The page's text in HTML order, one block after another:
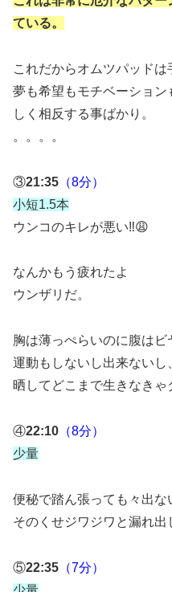
ている。
これだからオムツパッドは
夢も希望もモチベーショ
しく相反する事ばかり。
。。。。
③21:35 （8分）
小短1.5本
ウンコのキレが悪い‼️😩
なんかもう疲れたよ
ウンザリだ。
胸は薄っぺらいのに腹はビ
運動もしないし出来ない
晒してどこまで生きなきゃ
④22:10 （8分）
少量
便秘で踏ん張っても々出な
そのくせジワジワと漏れ出
⑤22:35 （7分）